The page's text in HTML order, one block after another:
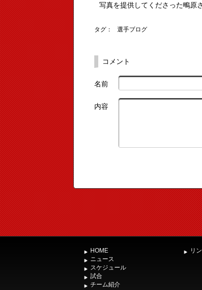
写真を提供してくださった鴫原
タグ： 選手ブログ
コメント
名前
内容
HOME
ニュース
スケジュール
試合
チーム紹介
リ